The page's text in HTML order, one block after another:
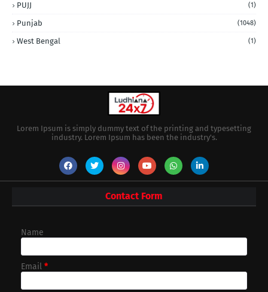
PUJJ (1)
Punjab (1048)
West Bengal (1)
Lorem Ipsum is simply dummy text of the printing and typesetting
industry. Lorem Ipsum has been the industry's.
Contact Form
Name
Email *